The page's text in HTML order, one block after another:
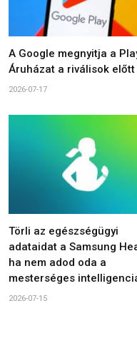
A Google megnyitja a
Áruházat a riválisok előtt
2026-07-17
Törli az egészségügyi
adataidat a Samsung
ha nem adod oda a
mesterséges
2026-07-15